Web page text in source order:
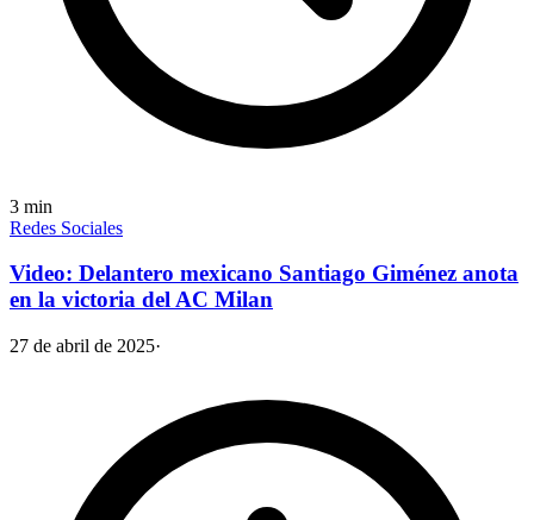
3 min
Redes Sociales
Video: Delantero mexicano Santiago Giménez anota
en la victoria del AC Milan
27 de abril de 2025·